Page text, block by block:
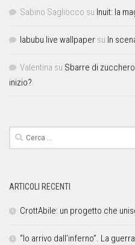
Sabino Sagliocco su Inuit: la
labubu live wallpaper su In
Valentina su Sbarre di
inizio?
ARTICOLI RECENTI
CrottAbile: un progetto che
“Io arrivo dall’inferno”. La